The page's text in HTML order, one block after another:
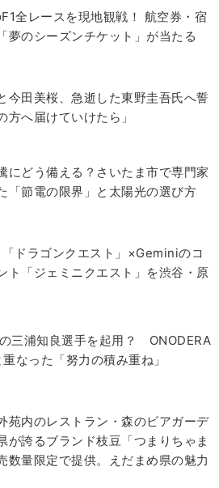
全レースを現地観戦！ 航空券・宿
夢のシーズンチケット」が当たる
今田美桜、急逝した東野圭吾氏へ誓
方へ届けていけたら」
にどう備える？さいたま市で専門家
「節電の限界」と太陽光の選び方
ドラゴンクエスト」×Geminiのコ
ト「ジェミニクエスト」を渋谷・原
三浦知良選手を起用？ ONODERA
なった「努力の積み重ね」
苑内のレストラン・森のビアガーデ
が誇るブランド枝豆「つまりちゃま
数量限定で提供。えだまめ県の魅力